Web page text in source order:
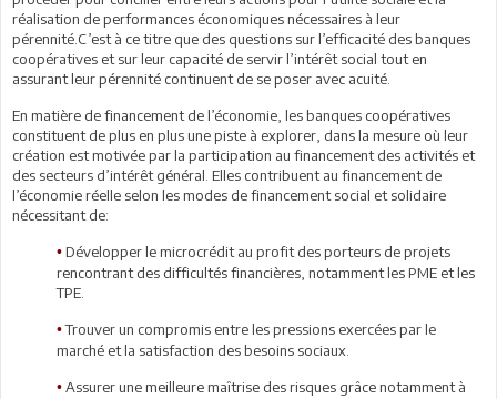
réalisation de performances économiques nécessaires à leur
pérennité.C’est à ce titre que des questions sur l’efficacité des banques
coopératives et sur leur capacité de servir l’intérêt social tout en
assurant leur pérennité continuent de se poser avec acuité.
En matière de financement de l’économie, les banques coopératives
constituent de plus en plus une piste à explorer, dans la mesure où leur
création est motivée par la participation au financement des activités et
des secteurs d’intérêt général. Elles contribuent au financement de
l’économie réelle selon les modes de financement social et solidaire
nécessitant de:
• Développer le microcrédit au profit des porteurs de projets
rencontrant des difficultés financières, notamment les PME et les
TPE.
•Trouver un compromis entre les pressions exercées par le
marché et la satisfaction des besoins sociaux.
• Assurer une meilleure maîtrise des risques grâce notamment à